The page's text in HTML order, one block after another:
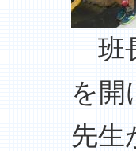
班
を
先生